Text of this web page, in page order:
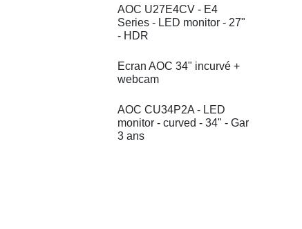
AOC U27E4CV - E4
Series - LED monitor -
27" - HDR
Ecran AOC 34" incurvé +
webcam
AOC CU34P2A - LED
monitor - curved - 34" -
Gar 3 ans